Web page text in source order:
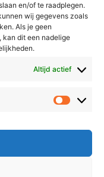
en/of te raadplegen.
wij gegevens zoals
Als je geen
kan dit een nadelige
Altijd actief